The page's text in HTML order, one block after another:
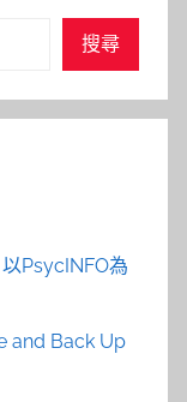
搜尋
PsycINFO為
and Back Up